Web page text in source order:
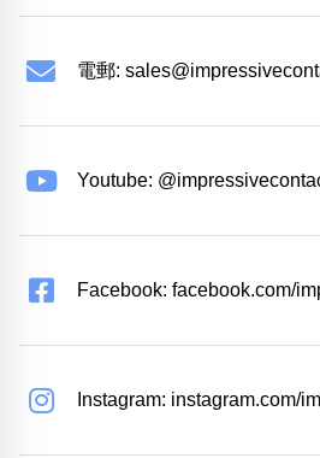
電郵:
Youtube:
Facebook: facebook.com/
Instagram: instagram.com/